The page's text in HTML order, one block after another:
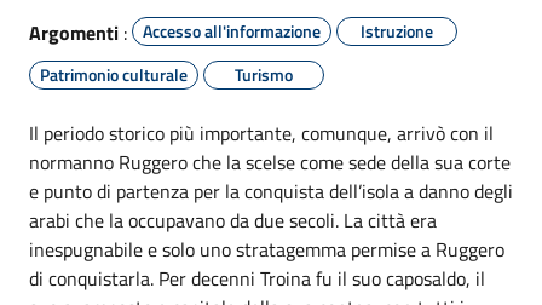
Argomenti : Accesso all'informazione
Istruzione
Patrimonio culturale
Turismo
Il periodo storico più importante, comunque, arrivò con il
normanno Ruggero che la scelse come sede della sua corte
e punto di partenza per la conquista dell’isola a danno degli
arabi che la occupavano da due secoli. La città era
inespugnabile e solo uno stratagemma permise a Ruggero
di conquistarla. Per decenni Troina fu il suo caposaldo, il